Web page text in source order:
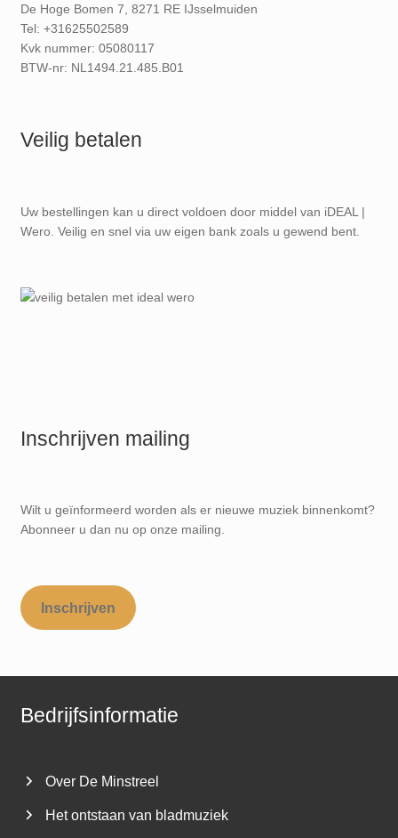
De Hoge Bomen 7, 8271 RE IJsselmuiden
Tel: +31625502589
Kvk nummer: 05080117
BTW-nr: NL1494.21.485.B01
Veilig betalen
Uw bestellingen kan u direct voldoen door middel van iDEAL |
Wero. Veilig en snel via uw eigen bank zoals u gewend bent.
Inschrijven mailing
Wilt u geïnformeerd worden als er nieuwe muziek binnenkomt?
Abonneer u dan nu op onze mailing.
Inschrijven
Bedrijfsinformatie
Over De Minstreel
Het ontstaan van bladmuziek